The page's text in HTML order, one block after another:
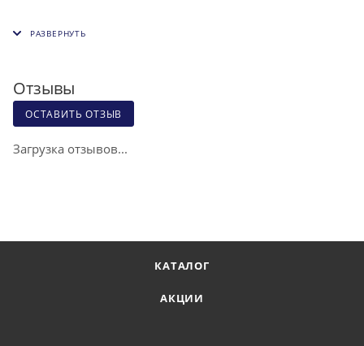
Отзывы
ОСТАВИТЬ ОТЗЫВ
Загрузка отзывов...
КАТАЛОГ
АКЦИИ